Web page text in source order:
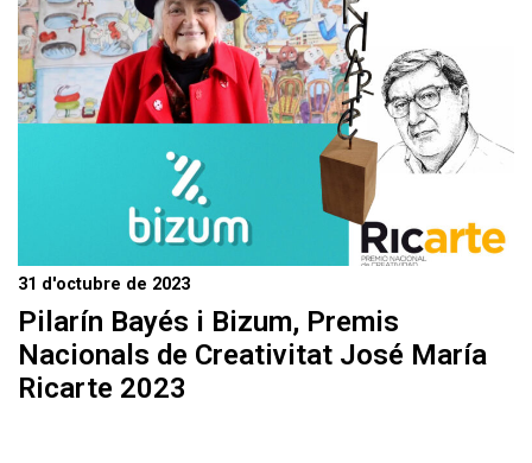
31 d'octubre de 2023
Pilarín Bayés i Bizum, Premis
Nacionals de Creativitat José María
Ricarte 2023